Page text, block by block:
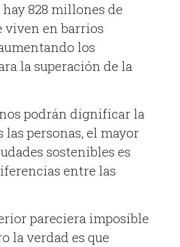
828 millones de
viven en barrios
los
la superación de la
podrán dignificar la
las personas, el mayor
sostenibles es
entre las
pareciera imposible
la verdad es que